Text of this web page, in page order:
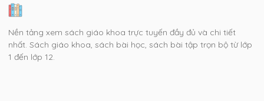
Nền tảng xem sách giáo khoa trực tuyến đầy đủ và chi tiết
nhất. Sách giáo khoa, sách bài học, sách bài tập trọn bộ từ lớp
1 đến lớp 12.